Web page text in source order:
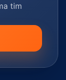
tim